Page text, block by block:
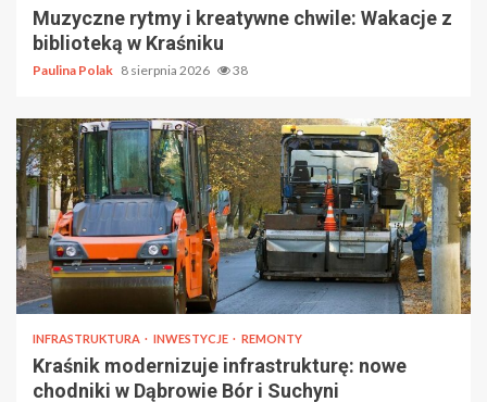
Muzyczne rytmy i kreatywne chwile: Wakacje z
biblioteką w Kraśniku
Paulina Polak 8 sierpnia 2026 38
INFRASTRUKTURA INWESTYCJE REMONTY
Kraśnik modernizuje infrastrukturę: nowe
chodniki w Dąbrowie Bór i Suchyni